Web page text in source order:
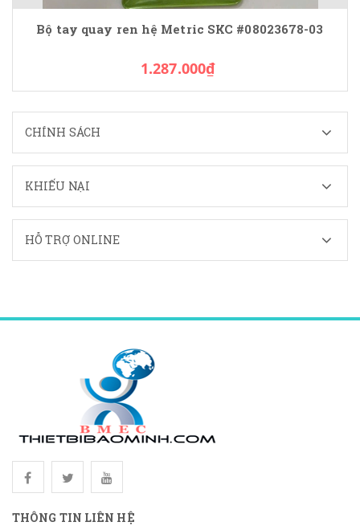
Bộ tay quay ren hệ Metric SKC #08023678-03
1.287.000₫
CHÍNH SÁCH
KHIẾU NẠI
HỖ TRỢ ONLINE
THÔNG TIN LIÊN HỆ